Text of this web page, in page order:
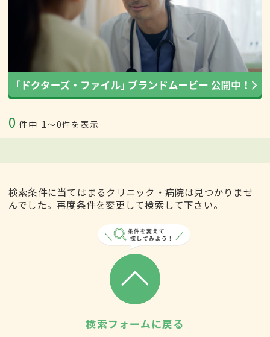
0 件中 1〜0件を表示
検索条件に当てはまるクリニック・病院は見つかりませ
んでした。再度条件を変更して検索して下さい。
検索フォームに戻る